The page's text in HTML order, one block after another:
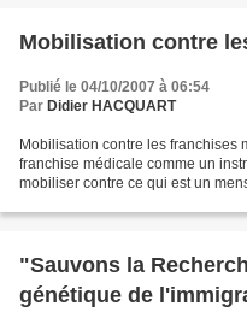
Mobilisation contre
Publié le 04/10/2007 à 06:54
Par Didier HACQUART
Mobilisation contre les franchises
franchise médicale comme un
mobiliser contre ce qui est un
"Sauvons la
génétique de